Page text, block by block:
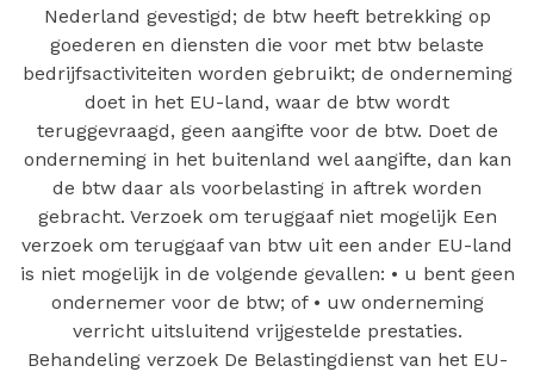
Nederland gevestigd; de btw heeft betrekking op
goederen en diensten die voor met btw belaste
bedrijfsactiviteiten worden gebruikt; de onderneming
doet in het EU-land, waar de btw wordt
teruggevraagd, geen aangifte voor de btw. Doet de
onderneming in het buitenland wel aangifte, dan kan
de btw daar als voorbelasting in aftrek worden
gebracht. Verzoek om teruggaaf niet mogelijk Een
verzoek om teruggaaf van btw uit een ander EU-land
is niet mogelijk in de volgende gevallen: • u bent geen
ondernemer voor de btw; of • uw onderneming
verricht uitsluitend vrijgestelde prestaties.
Behandeling verzoek De Belastingdienst van het EU-